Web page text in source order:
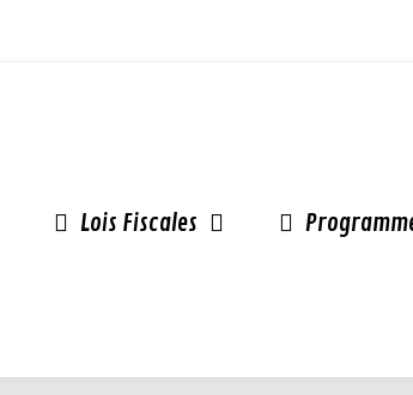
Lois Fiscales